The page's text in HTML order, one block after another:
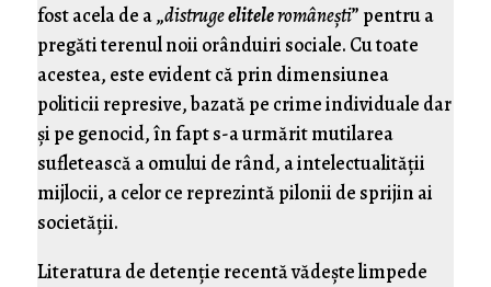
fost acela de a „distrugeeliteleromâneşti” pentru a
pregăti terenul noii orânduiri sociale. Cu toate
acestea, este evident că prin dimensiunea
politicii represive, bazată pe crime individuale dar
şi pe genocid, în fapt s-a urmărit mutilarea
sufletească a omului de rând, a intelectualităţii
mijlocii, a celor ce reprezintă pilonii de sprijin ai
societăţii.
Literatura de detenţie recentă vădeşte limpede